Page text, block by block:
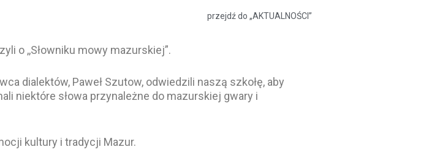
przejdź do „AKTUALNOŚCI”
o ,,Słowniku mowy mazurskiej”.
dialektów, Paweł Szutow, odwiedzili naszą szkołę, aby
niektóre słowa przynależne do mazurskiej gwary i
kultury i tradycji Mazur.